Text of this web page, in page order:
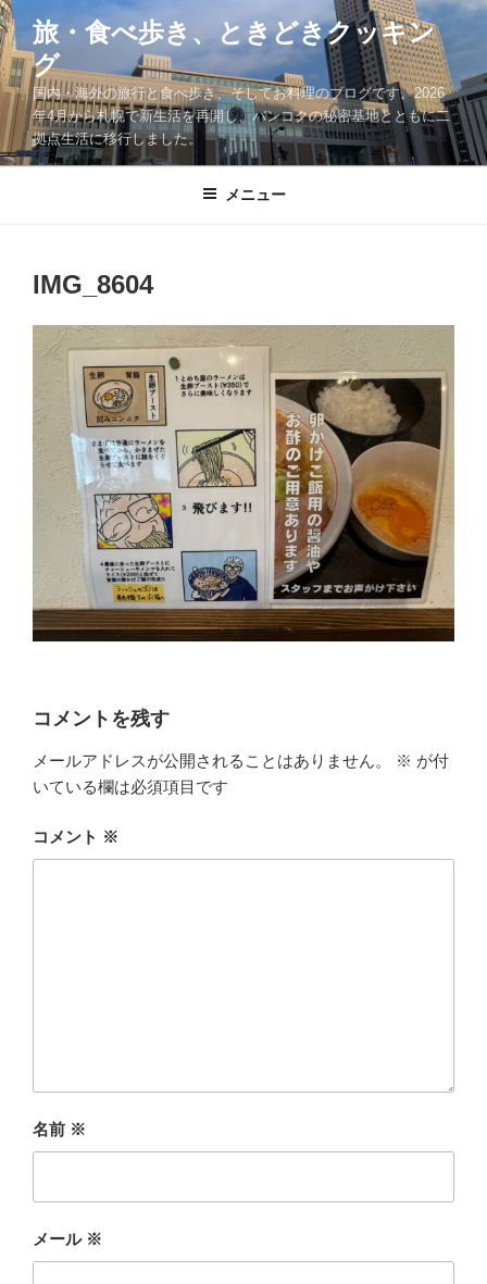
コ
ン
テ
ン
ツ
へ
ス
旅・食べ歩き、ときどきクッキン
グ
国内・海外の旅行と食べ歩き、そしてお料理のブログです。2026
年4月から札幌で新生活を再開し、バンコクの秘密基地とともに二
拠点生活に移行しました。
メニュー
IMG_8604
コメントを残す
メールアドレスが公開されることはありません。 ※ が付
いている欄は必須項目です
コメント ※
名前 ※
メール ※